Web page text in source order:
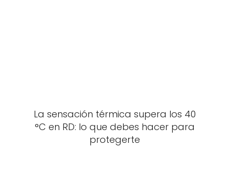
La sensación térmica supera los 40
°C en RD: lo que debes hacer para
protegerte